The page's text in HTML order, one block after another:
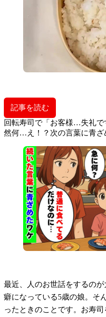
記事を読む
回転寿司で「お客様…失礼
然何…え！？次の言葉に青ざ
最近、人のお世話をするの
癖になっている5歳の娘。そ
ったときのことです。お寿